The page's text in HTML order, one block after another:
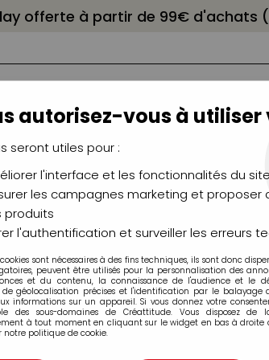
offerte à partir de 99€ d'achats
CHÂSSIS
CHEVALETS
AÉROGRAPHIE
MODÉLISME
>Pointes sèches et gouges
Pointes sèches et
autorisez-vous à utiliser
seront utiles pour :
l'interface et les fonctionnalités du site
les campagnes marketing et proposer
produits
l'authentification et surveiller les erreurs
sont nécessaires à des fins techniques, ils sont donc
peuvent être utilisés pour la personnalisation des
et du contenu, la connaissance de l'audience et le
de géolocalisation précises et l'identification par le balayage
informations sur un appareil. Si vous donnez votre
des sous-domaines de Créattitude. Vous disposez
à tout moment en cliquant sur le widget en bas à droite
notre politique de cookie.